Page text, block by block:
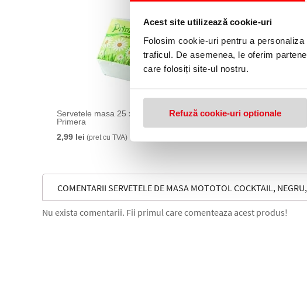
Acest site utilizează cookie-uri
Folosim cookie-uri pentru a
traficul. De asemenea, le oferim
care folosiți site-ul nostru.
Refuză cookie-uri optionale
Servetele masa 25 x 25 cm albe
Primera
2,99 lei (pret cu TVA)
Servetele masa
9,99 lei(pret cu TVA)
COMENTARII SERVETELE DE MASA MOTOTOL COCKTAIL,
Nu exista comentarii. Fii primul care comenteaza acest produs!